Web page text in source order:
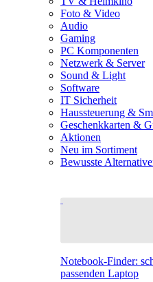
Foto & Video
Audio
Gaming
PC Komponenten
Netzwerk & Server
Sound & Light
Software
IT Sicherheit
Haussteuerung &
Geschenkkarten &
Aktionen
Neu im Sortiment
Bewusste
Notebook-Finder:
passenden Laptop